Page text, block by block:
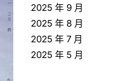
2025 年 9 月
2025 年 8 月
2025 年 7 月
2025 年 5 月